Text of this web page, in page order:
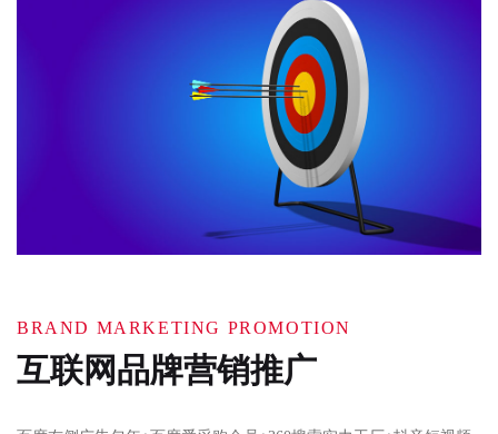
BRAND MARKETING PROMOTION
互联网品牌营销推广